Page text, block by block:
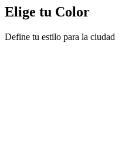
Elige tu Color
Define tu estilo para la ciudad